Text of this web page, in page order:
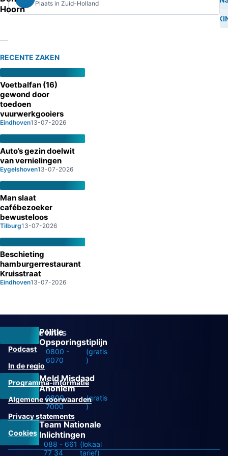
Hoorn
Plaats in Zuid-Holland
RECENTE ZAKEN
Voetbalfan (16)
gewond door
toedoen
vuurwerkgooiers
Eindhoven13-07-2026
Auto’s gezin doelwit
van vernielingen
Eygelshoven13-07-2026
Man slaat
cafébezoeker
bewusteloos
Tilburg13-07-2026
Beschieting
hamburgerrestaurant
Kruisstraat
Eindhoven13-07-2026
Politie
Opsporingstiplijn
0800 -
6070
(gratis
)
Meld Misdaad
Anoniem
0800 -
7000
(gratis
)
Team Nationale
Inlichtingen
088 - 661
77 34
(lokaal
tarief)
Overige links
Podcast
In de regio
Programma-informatie
Algemene voorwaarden
Privacy statements
Cookies